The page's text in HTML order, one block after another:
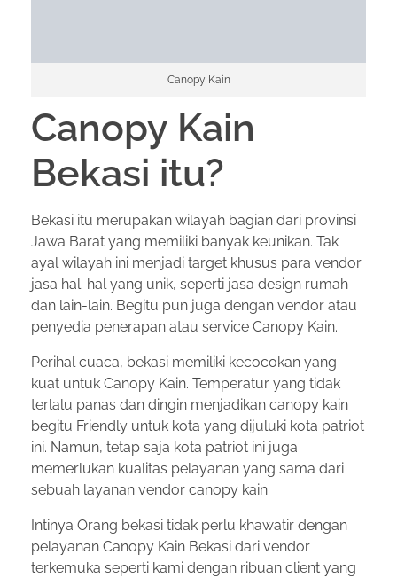
Canopy Kain
Canopy Kain
Bekasi itu?
Bekasi itu merupakan wilayah bagian dari provinsi
Jawa Barat yang memiliki banyak keunikan. Tak
ayal wilayah ini menjadi target khusus para vendor
jasa hal-hal yang unik, seperti jasa design rumah
dan lain-lain. Begitu pun juga dengan vendor atau
penyedia penerapan atau service Canopy Kain.
Perihal cuaca, bekasi memiliki kecocokan yang
kuat untuk Canopy Kain. Temperatur yang tidak
terlalu panas dan dingin menjadikan canopy kain
begitu Friendly untuk kota yang dijuluki kota patriot
ini. Namun, tetap saja kota patriot ini juga
memerlukan kualitas pelayanan yang sama dari
sebuah layanan vendor canopy kain.
Intinya Orang bekasi tidak perlu khawatir dengan
pelayanan Canopy Kain Bekasi dari vendor
terkemuka seperti kami dengan ribuan client yang